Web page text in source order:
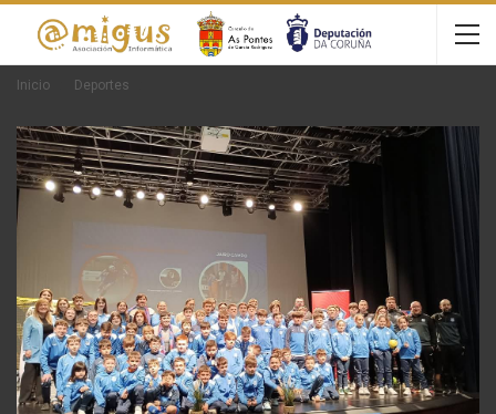
Inicio Deportes